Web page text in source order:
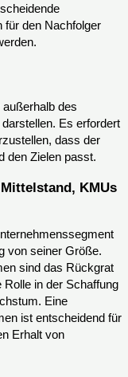
für den Nachfolger
des
Es erfordert
dass der
den Zielen passt.
KMUs
von seiner Größe.
sind das Rückgrat
in der Schaffung
Eine
ist entscheidend für
Erhalt von